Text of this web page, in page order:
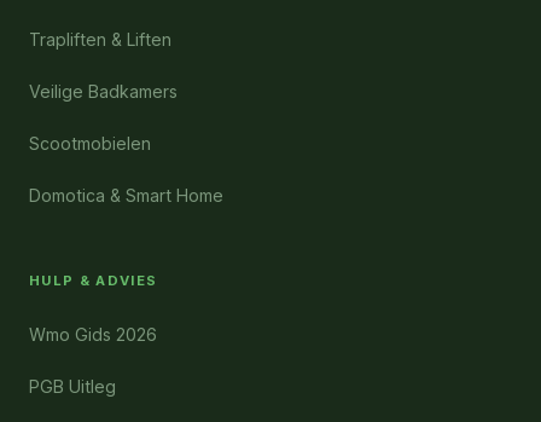
Trapliften & Liften
Veilige Badkamers
Scootmobielen
Domotica & Smart Home
HULP & ADVIES
Wmo Gids 2026
PGB Uitleg